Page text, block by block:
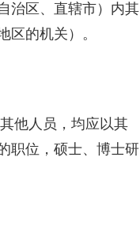
治区、直辖市）内其
的机关）。
他人员，均应以其
职位，硕士、博士研